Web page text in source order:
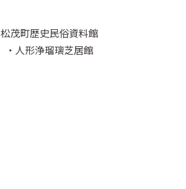
松茂町歴史民俗資料館
・人形浄瑠璃芝居館